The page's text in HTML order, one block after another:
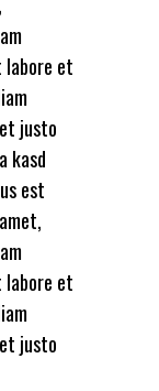
labore et
justo
kasd
est
labore et
justo